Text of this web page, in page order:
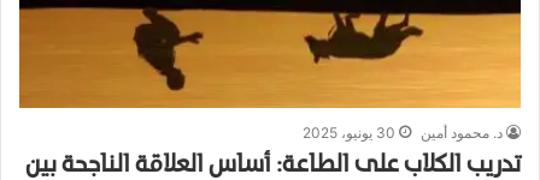
د. محمود أمين 30 يونيو، 2025
تدريب الكلاب على الطاعة: أساس العلاقة الناجحة بين